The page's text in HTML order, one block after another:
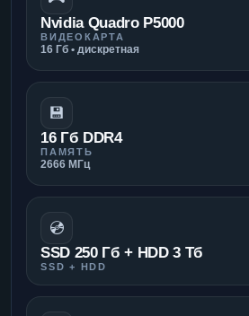
Nvidia Quadro P5000
ВИДЕОКАРТА
16 Гб • дискретная
💾
16 Гб DDR4
ПАМЯТЬ
2666 МГц
💿
SSD 250 Гб + HDD 3 Тб
SSD + HDD